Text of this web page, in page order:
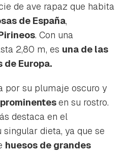
de ave rapaz que habita
de España,
. Con una
2,80 m, es una de las
de Europa.
por su plumaje oscuro y
en su rostro.
destaca en el
dieta, ya que se
huesos de grandes